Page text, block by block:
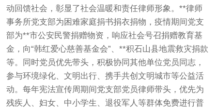
动回馈社会，彰显了社会温暖和责任律师形象。**律师
事务所党支部为困难家庭捐书捐衣捐物，疫情期间党支
部为**市公安民警捐赠物资，响应社会号召捐赠教育基
金，向“韩红爱心慈善基金会”、**积石山县地震救灾捐款
等。同时党员优先带头，积极协同其他单位党员同志，
参与环境绿化、文明出行、携手共创文明城市等公益活
动。每年宪法宣传周期间党支部党员律师带头，优先为
残疾人、妇女、中小学生、退役军人等群体免费进行普